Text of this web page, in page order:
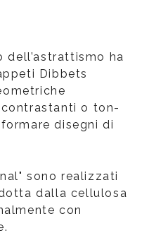
ha
Dibbets
o ton-
disegni di
sono realizzati
dalla cellulosa
con